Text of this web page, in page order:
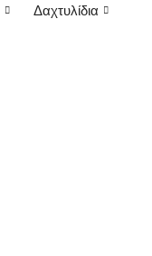
Δαχτυλίδια